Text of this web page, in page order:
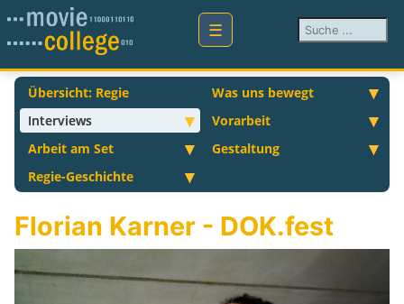
Suchen ...
Übersicht: Regie
Was uns bewegt
Interviews
Vorarbeit
Arbeit am Set
Gestaltung
Regie-Geschichte
Florian Karner - DOK.fest